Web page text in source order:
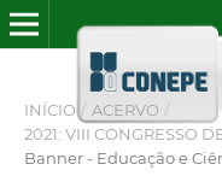
INÍCIO / ACERVO /
2021: VIII CONGRESSO
Banner - Educação e